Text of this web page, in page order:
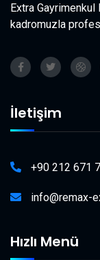
Extra Gayrimenkul
kadromuzla
İletişim
+90 212 671
info@remax-
Hızlı Menü